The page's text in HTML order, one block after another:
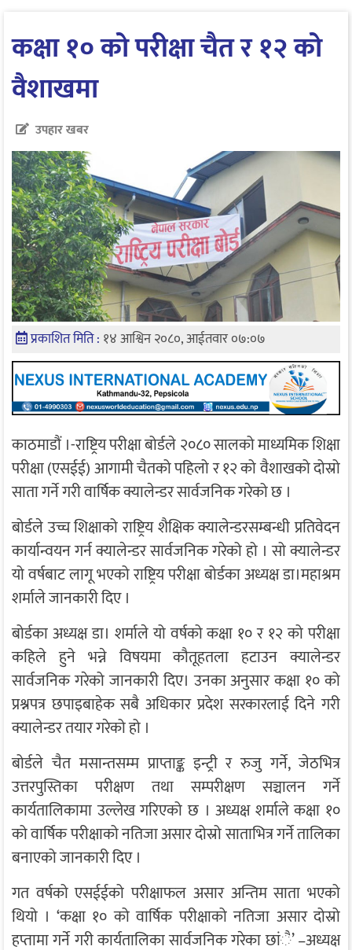
कक्षा १० को परीक्षा चैत र १२ को
वैशाखमा
उपहार खबर
प्रकाशित मिति : १४ आश्विन २०८०, आईतवार ०७:०७
काठमाडौं ।-राष्ट्रिय परीक्षा बोर्डले २०८० सालको माध्यमिक शिक्षा
परीक्षा (एसईई) आगामी चैतको पहिलो र १२ को वैशाखको दोस्रो
साता गर्ने गरी वार्षिक क्यालेन्डर सार्वजनिक गरेको छ ।
बोर्डले उच्च शिक्षाको राष्ट्रिय शैक्षिक क्यालेन्डरसम्बन्धी प्रतिवेदन
कार्यान्वयन गर्न क्यालेन्डर सार्वजनिक गरेको हो । सो क्यालेन्डर
यो वर्षबाट लागू भएको राष्ट्रिय परीक्षा बोर्डका अध्यक्ष डा।महाश्रम
शर्माले जानकारी दिए ।
बोर्डका अध्यक्ष डा। शर्माले यो वर्षको कक्षा १० र १२ को परीक्षा
कहिले हुने भन्ने विषयमा कौतूहतला हटाउन क्यालेन्डर
सार्वजनिक गरेको जानकारी दिए। उनका अनुसार कक्षा १० को
प्रश्नपत्र छपाइबाहेक सबै अधिकार प्रदेश सरकारलाई दिने गरी
क्यालेन्डर तयार गरेको हो ।
बोर्डले चैत मसान्तसम्म प्राप्ताङ्क इन्ट्री र रुजु गर्ने, जेठभित्र
उत्तरपुस्तिका परीक्षण तथा सम्परीक्षण सञ्चालन गर्ने
कार्यतालिकामा उल्लेख गरिएको छ । अध्यक्ष शर्माले कक्षा १०
को वार्षिक परीक्षाको नतिजा असार दोस्रो साताभित्र गर्ने तालिका
बनाएको जानकारी दिए ।
गत वर्षको एसईईको परीक्षाफल असार अन्तिम साता भएको
थियो । ‘कक्षा १० को वार्षिक परीक्षाको नतिजा असार दोस्रो
हप्तामा गर्ने गरी कार्यतालिका सार्वजनिक गरेका छांै’ –अध्यक्ष